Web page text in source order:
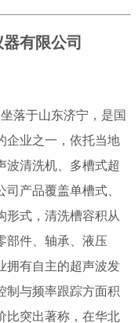
有限公司
落于山东济宁，是国
企业之一，依托当地
波清洗机、多槽式超
产品覆盖单槽式、
形式，清洗槽容积从
部件、轴承、液压
拥有自主的超声波发
制与频率跟踪方面积
比突出著称，在华北